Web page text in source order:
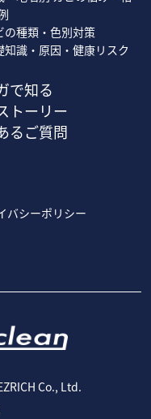
Co., Ltd.
の種類・色別対策
知識・原因・健康リスク
で知る
トーリー
るご質問
バシーポリシー